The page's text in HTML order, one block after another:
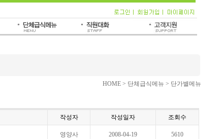
HOME > 단체급식메뉴 > 단가별메뉴
작성자 작성일자 조회수
영양사 2008-04-19 5610